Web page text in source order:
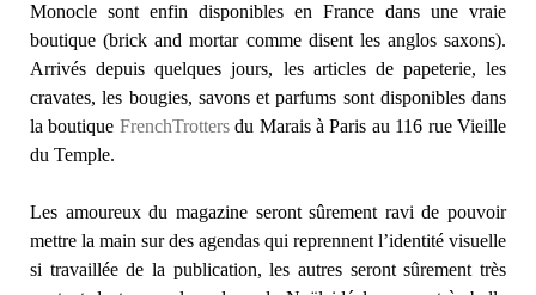
Monocle sont enfin disponibles en France dans une vraie
boutique (brick and mortar comme disent les anglos saxons).
Arrivés depuis quelques jours, les articles de papeterie, les
cravates, les bougies, savons et parfums sont disponibles dans
la boutique FrenchTrottersdu Marais à Paris au 116 rue Vieille
du Temple.
Les amoureux du magazine seront sûrement ravi de pouvoir
mettre la main sur des agendas qui reprennent l’identité visuelle
si travaillée de la publication, les autres seront sûrement très